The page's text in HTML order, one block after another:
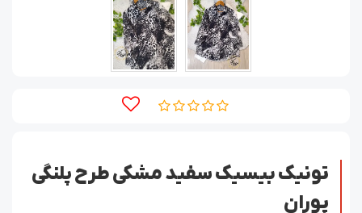
تونیک بیسیک سفید مشکی طرح پلنگی
پوران